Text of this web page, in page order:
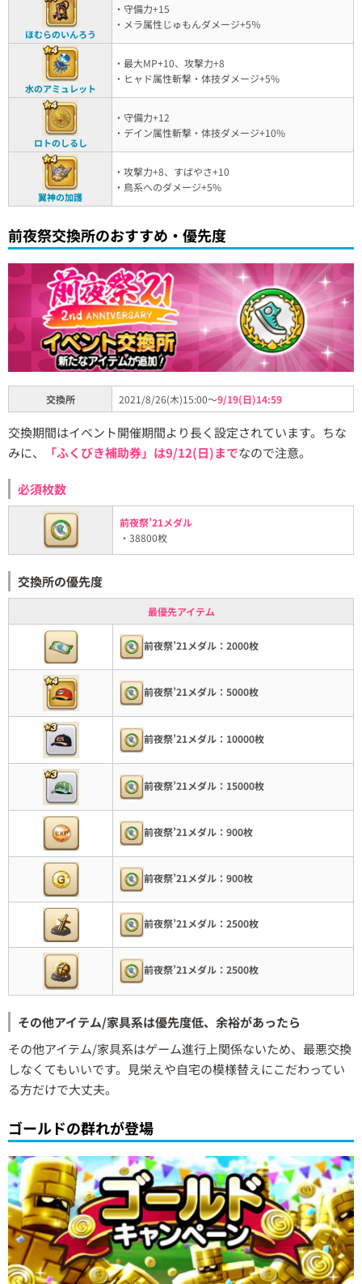
ほむらのいんろう
・守備力+15
・メラ属性じゅもんダメージ+5％
水のアミュレット
・最大MP+10、攻撃力+8
・ヒャド属性斬撃・体技ダメージ+5%
ロトのしるし
・守備力+12
・デイン属性斬撃・体技ダメージ+10%
翼神の加護
・攻撃力+8、すばやさ+10
・鳥系へのダメージ+5%
前夜祭交換所のおすすめ・優先度
交換所 2021/8/26(木)15:00～9/19(日)14:59
交換期間はイベント開催期間より長く設定されています。ちな
みに、
「ふくびき補助券」は9/12(日)までなので注意。
必須枚数
前夜祭’21メダル
・38800枚
交換所の優先度
最優先アイテム
前夜祭’21メダル：2000枚
前夜祭’21メダル：5000枚
前夜祭’21メダル：10000枚
前夜祭’21メダル：15000枚
前夜祭’21メダル：900枚
前夜祭’21メダル：900枚
前夜祭’21メダル：2500枚
前夜祭’21メダル：2500枚
その他アイテム/家具系は優先度低、余裕があったら
その他アイテム/家具系はゲーム進行上関係ないため、最悪交換
しなくてもいいです。見栄えや自宅の模様替えにこだわってい
る方だけで大丈夫。
ゴールドの群れが登場